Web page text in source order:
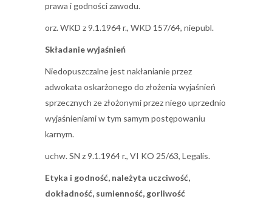
prawa i godności zawodu.
orz. WKD z 9.1.1964 r., WKD 157/64, niepubl.
Składanie wyjaśnień
Niedopuszczalne jest nakłanianie przez
adwokata oskarżonego do złożenia wyjaśnień
sprzecznych ze złożonymi przez niego uprzednio
wyjaśnieniami w tym samym postępowaniu
karnym.
uchw. SN z 9.1.1964 r., VI KO 25/63, Legalis.
Etyka i godność, należyta uczciwość,
dokładność, sumienność, gorliwość